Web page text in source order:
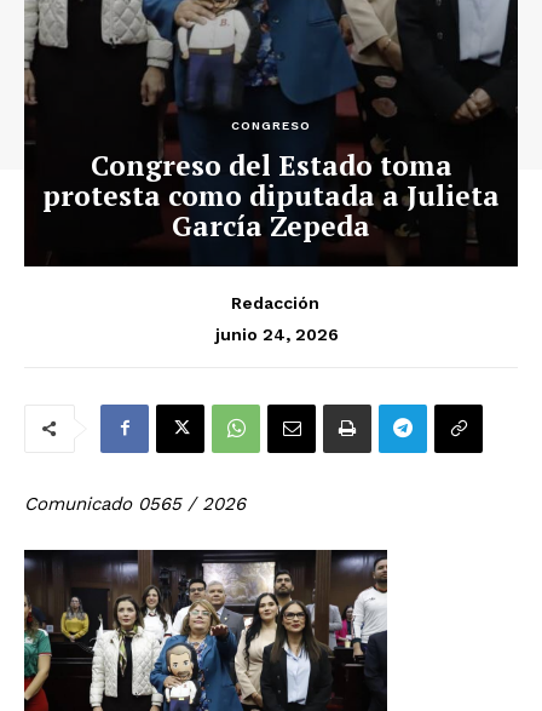
CONGRESO
Congreso del Estado toma
protesta como diputada a Julieta
García Zepeda
Redacción
junio 24, 2026
Comunicado 0565 / 2026